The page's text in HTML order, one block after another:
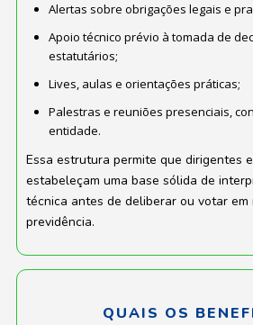
Alertas sobre obrigações legais e
Apoio técnico prévio à tomada de
estatutários;
Lives, aulas e orientações práticas;
Palestras e reuniões presenciais,
entidade.
Essa estrutura permite que dirigentes
estabeleçam uma base sólida de
técnica antes de deliberar ou votar
previdência.
QUAIS OS